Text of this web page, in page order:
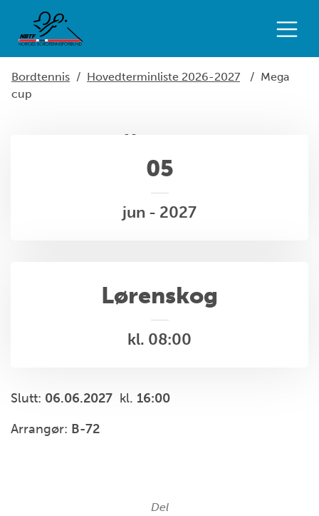
Bordtennis / Hovedterminliste 2026-2027 / Mega
cup
Mega cup
05
jun - 2027
Lørenskog
kl. 08:00
Slutt: 06.06.2027 kl. 16:00
Arrangør: B-72
Del